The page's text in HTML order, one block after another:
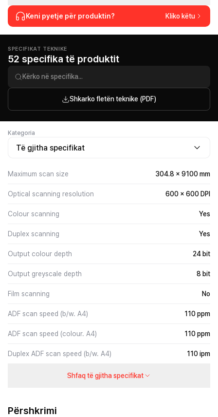
Keni pyetje për produktin? Kliko këtu
SPECIFIKAT TEKNIKE
52 specifika të produktit
Shkarko fletën teknike (PDF)
Kategoria
Të gjitha specifikat
Maximum scan size 304.8 x 9100 mm
Optical scanning resolution 600 x 600 DPI
Colour scanning Yes
Duplex scanning Yes
Output colour depth 24 bit
Output greyscale depth 8 bit
Film scanning No
ADF scan speed (b/w. A4) 110 ppm
ADF scan speed (colour. A4) 110 ppm
Duplex ADF scan speed (b/w. A4) 110 ipm
Shfaq të gjitha specifikat
Përshkrimi